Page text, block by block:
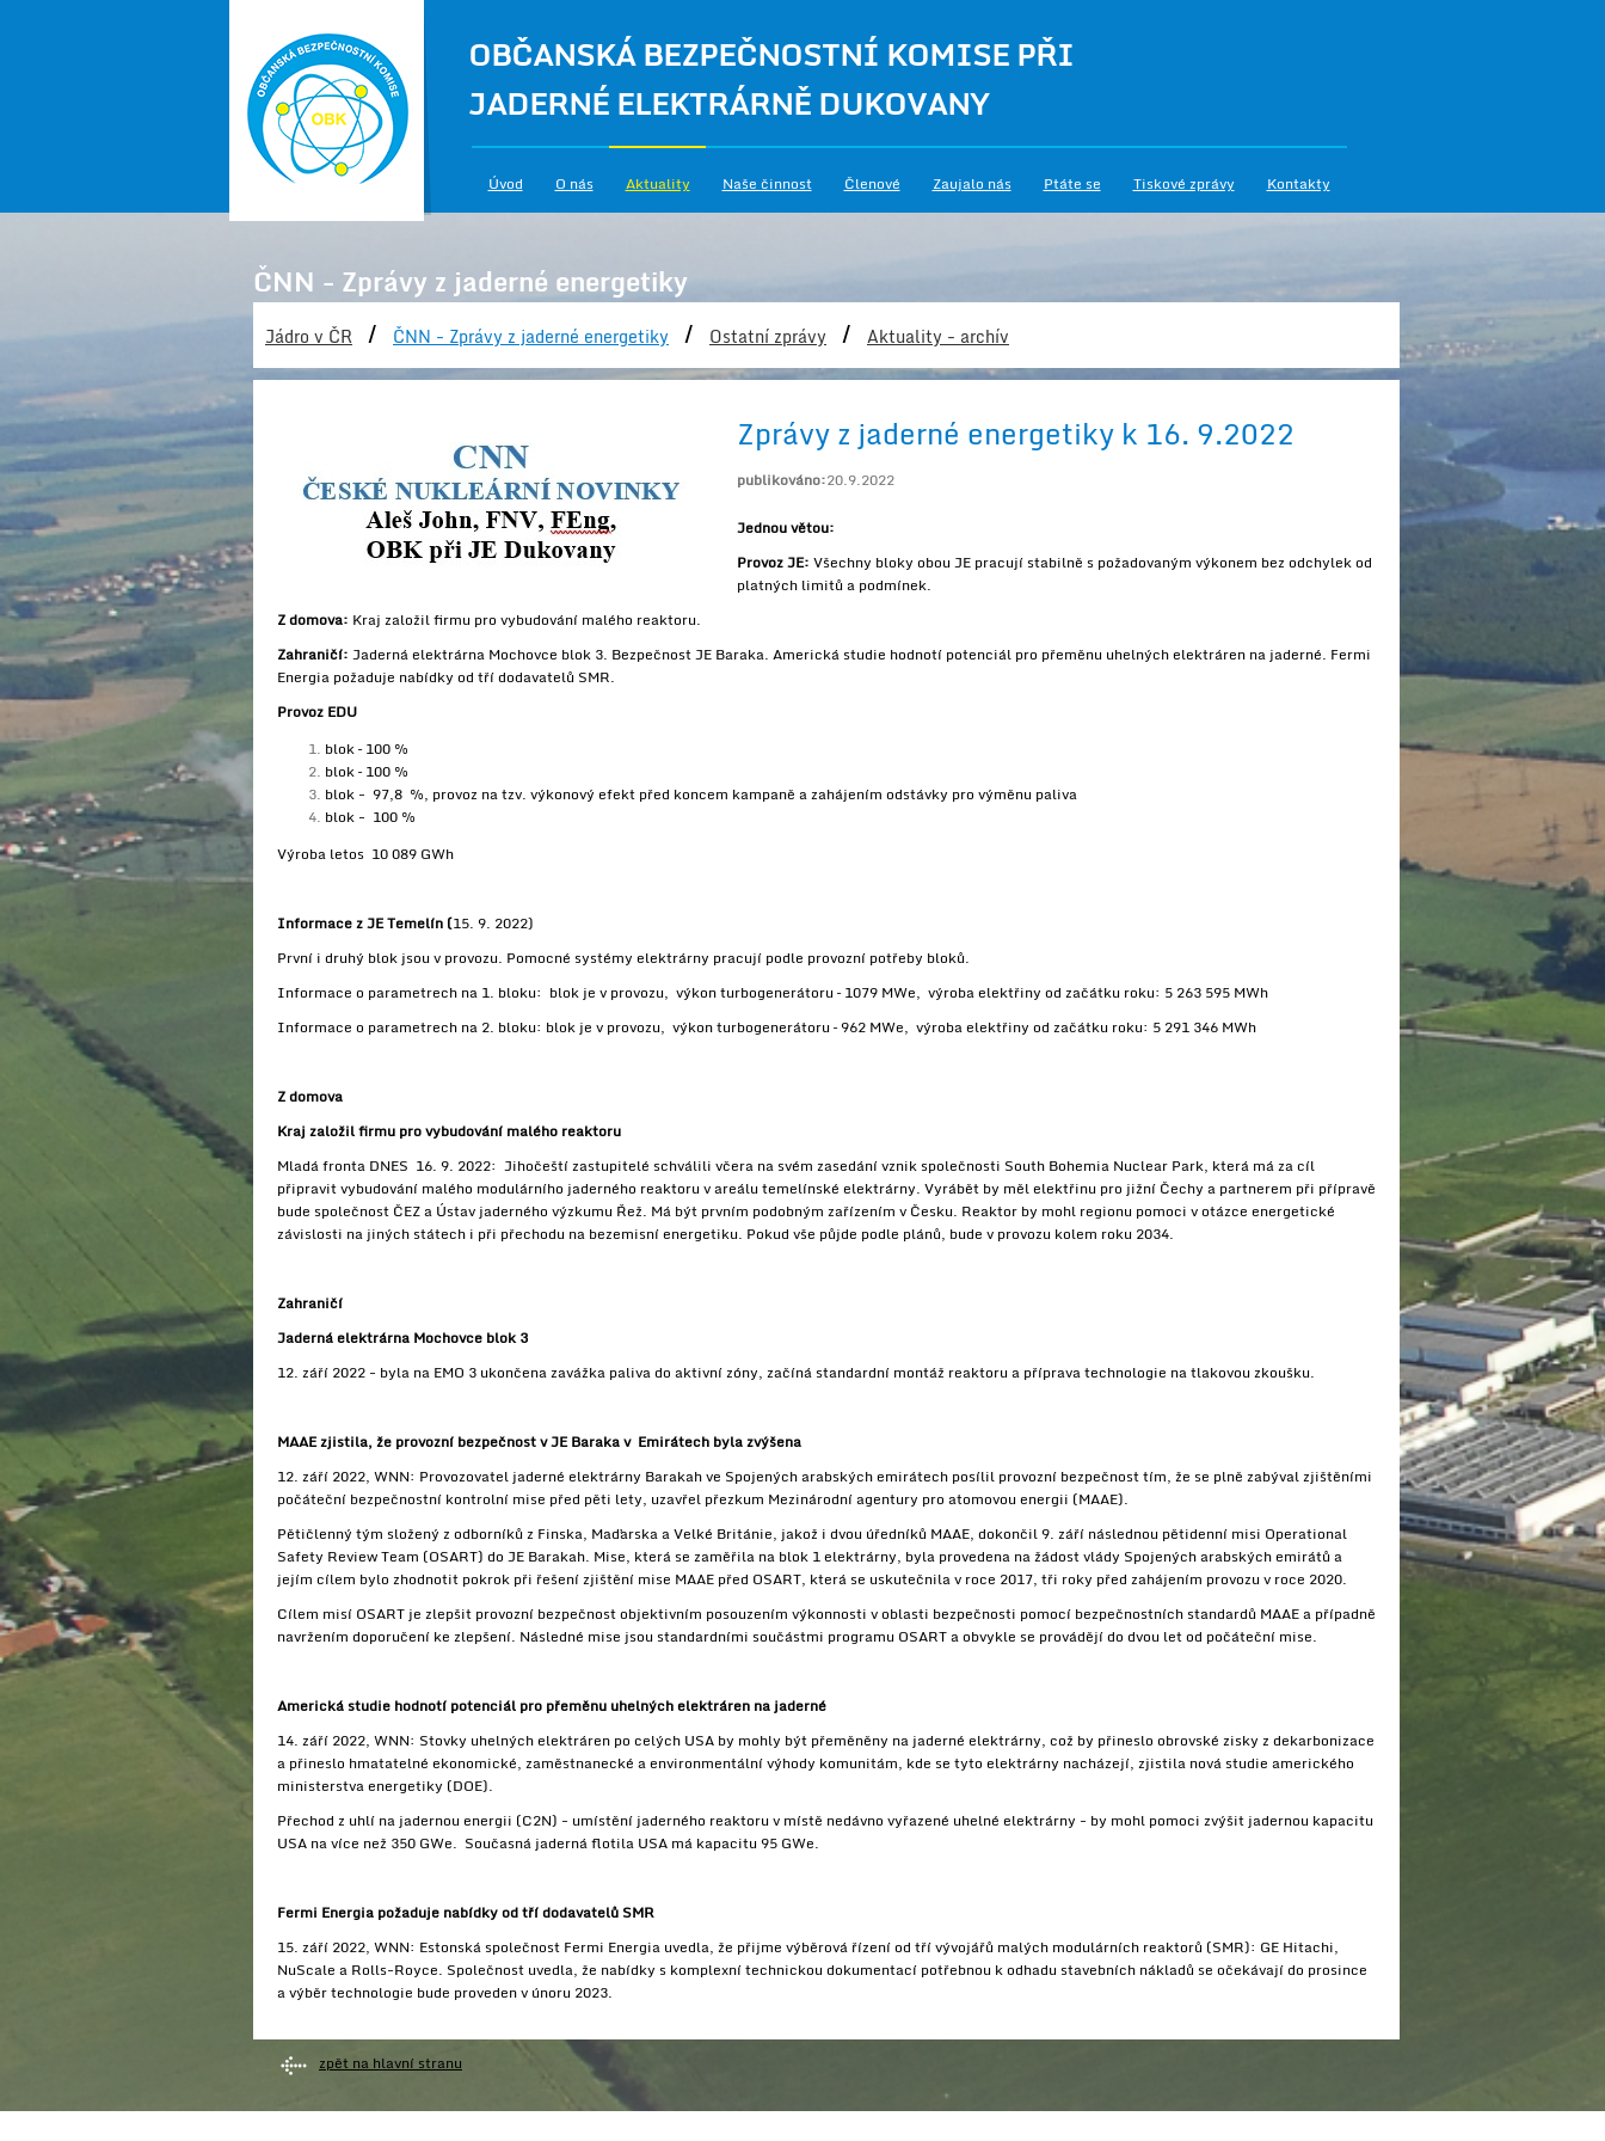
OBČANSKÁ BEZPEČNOSTNÍ KOMISE PŘI
JADERNÉ ELEKTRÁRNĚ DUKOVANY
Úvod O nás Aktuality Naše činnost Členové Zaujalo nás Ptáte se Tiskové zprávy Kontakty
ČNN - Zprávy z jaderné energetiky
Jádro v ČR / ČNN - Zprávy z jaderné energetiky / Ostatní zprávy / Aktuality - archív
Zprávy z jaderné energetiky k 16. 9.2022
publikováno:20.9.2022
Jednou větou:
Provoz JE: Všechny bloky obou JE pracují stabilně s požadovaným výkonem bez odchylek od
platných limitů a podmínek.
Z domova: Kraj založil firmu pro vybudování malého reaktoru.
Zahraničí: Jaderná elektrárna Mochovce blok 3. Bezpečnost JE Baraka. Americká studie hodnotí potenciál pro přeměnu uhelných elektráren na jaderné. Fermi
Energia požaduje nabídky od tří dodavatelů SMR.
Provoz EDU
blok – 100 %
blok – 100 %
blok - 97,8 %, provoz na tzv. výkonový efekt před koncem kampaně a zahájením odstávky pro výměnu paliva
blok - 100 %
Výroba letos 10 089 GWh
Informace z JE Temelín (15. 9. 2022)
První i druhý blok jsou v provozu. Pomocné systémy elektrárny pracují podle provozní potřeby bloků.
Informace o parametrech na 1. bloku: blok je v provozu, výkon turbogenerátoru – 1079 MWe, výroba elektřiny od začátku roku: 5 263 595 MWh
Informace o parametrech na 2. bloku: blok je v provozu, výkon turbogenerátoru – 962 MWe, výroba elektřiny od začátku roku: 5 291 346 MWh
Z domova
Kraj založil firmu pro vybudování malého reaktoru
Mladá fronta DNES 16. 9. 2022: Jihočeští zastupitelé schválili včera na svém zasedání vznik společnosti South Bohemia Nuclear Park, která má za cíl
připravit vybudování malého modulárního jaderného reaktoru v areálu temelínské elektrárny. Vyrábět by měl elektřinu pro jižní Čechy a partnerem při přípravě
bude společnost ČEZ a Ústav jaderného výzkumu Řež. Má být prvním podobným zařízením v Česku. Reaktor by mohl regionu pomoci v otázce energetické
závislosti na jiných státech i při přechodu na bezemisní energetiku. Pokud vše půjde podle plánů, bude v provozu kolem roku 2034.
Zahraničí
Jaderná elektrárna Mochovce blok 3
12. září 2022 - byla na EMO 3 ukončena zavážka paliva do aktivní zóny, začíná standardní montáž reaktoru a příprava technologie na tlakovou zkoušku.
MAAE zjistila, že provozní bezpečnost v JE Baraka v Emirátech byla zvýšena
12. září 2022, WNN: Provozovatel jaderné elektrárny Barakah ve Spojených arabských emirátech posílil provozní bezpečnost tím, že se plně zabýval zjištěními
počáteční bezpečnostní kontrolní mise před pěti lety, uzavřel přezkum Mezinárodní agentury pro atomovou energii (MAAE).
Pětičlenný tým složený z odborníků z Finska, Maďarska a Velké Británie, jakož i dvou úředníků MAAE, dokončil 9. září následnou pětidenní misi Operational
Safety Review Team (OSART) do JE Barakah. Mise, která se zaměřila na blok 1 elektrárny, byla provedena na žádost vlády Spojených arabských emirátů a
jejím cílem bylo zhodnotit pokrok při řešení zjištění mise MAAE před OSART, která se uskutečnila v roce 2017, tři roky před zahájením provozu v roce 2020.
Cílem misí OSART je zlepšit provozní bezpečnost objektivním posouzením výkonnosti v oblasti bezpečnosti pomocí bezpečnostních standardů MAAE a případně
navržením doporučení ke zlepšení. Následné mise jsou standardními součástmi programu OSART a obvykle se provádějí do dvou let od počáteční mise.
Americká studie hodnotí potenciál pro přeměnu uhelných elektráren na jaderné
14. září 2022, WNN: Stovky uhelných elektráren po celých USA by mohly být přeměněny na jaderné elektrárny, což by přineslo obrovské zisky z dekarbonizace
a přineslo hmatatelné ekonomické, zaměstnanecké a environmentální výhody komunitám, kde se tyto elektrárny nacházejí, zjistila nová studie amerického
ministerstva energetiky (DOE).
Přechod z uhlí na jadernou energii (C2N) - umístění jaderného reaktoru v místě nedávno vyřazené uhelné elektrárny - by mohl pomoci zvýšit jadernou kapacitu
USA na více než 350 GWe. Současná jaderná flotila USA má kapacitu 95 GWe.
Fermi Energia požaduje nabídky od tří dodavatelů SMR
15. září 2022, WNN: Estonská společnost Fermi Energia uvedla, že přijme výběrová řízení od tří vývojářů malých modulárních reaktorů (SMR): GE Hitachi,
NuScale a Rolls-Royce. Společnost uvedla, že nabídky s komplexní technickou dokumentací potřebnou k odhadu stavebních nákladů se očekávají do prosince
a výběr technologie bude proveden v únoru 2023.
zpět na hlavní stranu